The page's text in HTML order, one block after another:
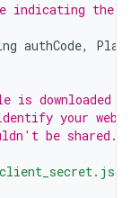
indicating the
authCode,
downloaded
your web
be shared.